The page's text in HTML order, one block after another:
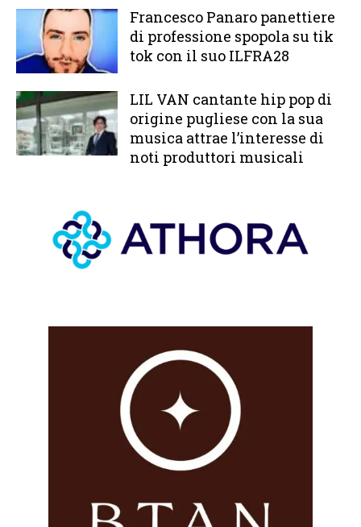
Francesco Panaro panettiere
di professione spopola su tik
tok con il suo ILFRA28
LIL VAN cantante hip pop di
origine pugliese con la sua
musica attrae l’interesse di
noti produttori musicali